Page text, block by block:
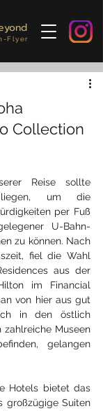
Flyer
Collection
Reise sollte
um die
per Fuß
U-Bahn-
zu können. Nach
fiel die Wahl
aus der
im Financial
von hier aus gut
in den östlich
zahlreiche Museen
gelangen
Hotels bietet das
großzügige Suiten